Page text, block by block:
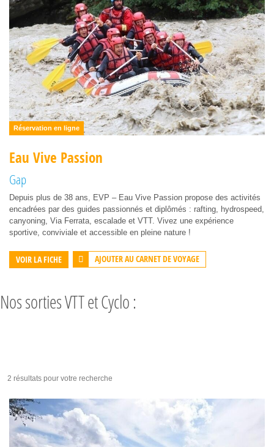
Réservation en ligne
Eau Vive Passion
Gap
Depuis plus de 38 ans, EVP – Eau Vive Passion propose des activités
encadrées par des guides passionnés et diplômés : rafting, hydrospeed,
canyoning, Via Ferrata, escalade et VTT. Vivez une expérience
sportive, conviviale et accessible en pleine nature !
VOIR LA FICHE AJOUTER AU CARNET DE VOYAGE
Nos sorties VTT et Cyclo :
2 résultats pour votre recherche